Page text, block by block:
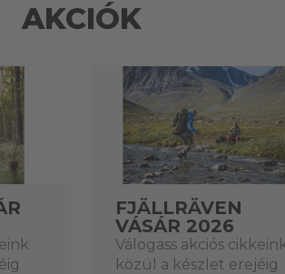
AKCIÓK
FJÄLLRÄVEN
VÁSÁR 2026
Válogass akciós
közül a készlet erejéig